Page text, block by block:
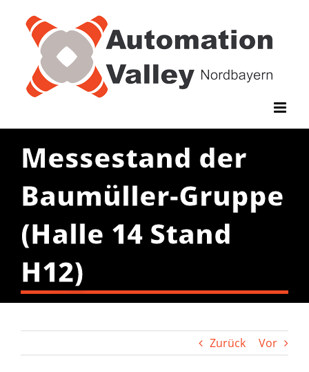
Inhalt
springen
Messestand der
Baumüller-Gruppe
(Halle 14 Stand
H12)
Zurück Vor